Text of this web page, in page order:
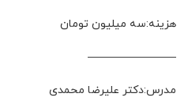
هزینه:سه میلیون تومان
————————
مدرس:دکتر علیرضا محمدی